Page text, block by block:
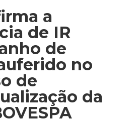
a
de IR
de
no
de
da